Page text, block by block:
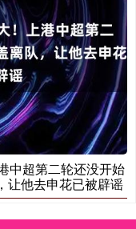
中超第二轮还没开始
让他去申花已被辟谣